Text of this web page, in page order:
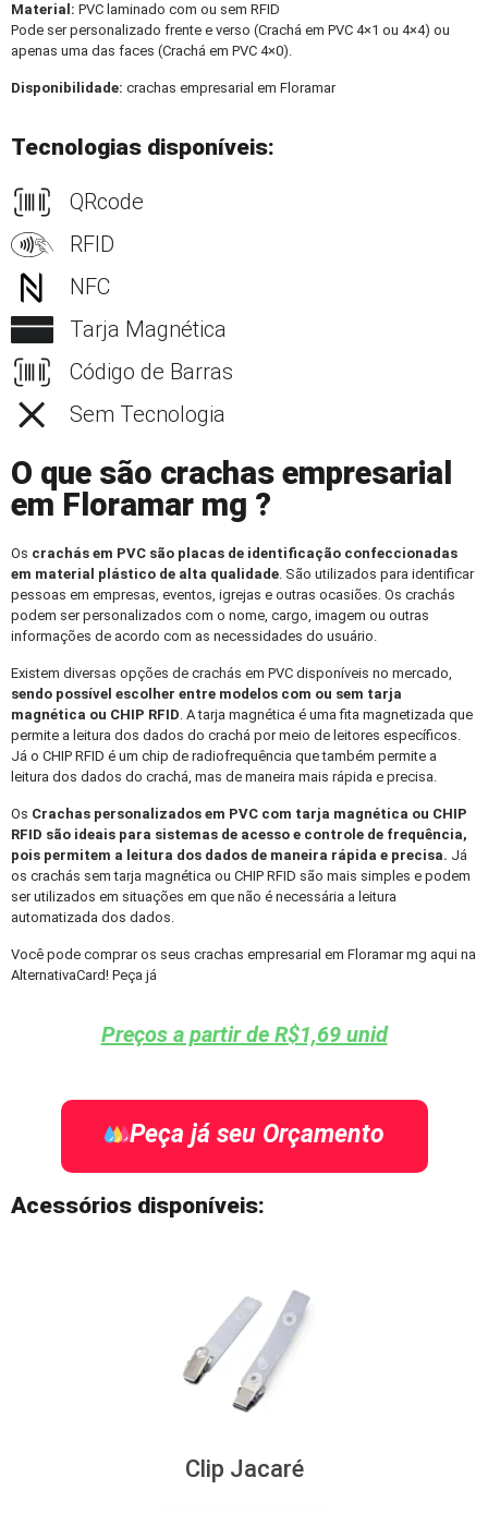
Material: PVC laminado com ou sem RFID
Pode ser personalizado frente e verso (Crachá em PVC 4×1 ou 4×4) ou
apenas uma das faces (Crachá em PVC 4×0).
Disponibilidade: crachas empresarial em Floramar
Tecnologias disponíveis:
QRcode
RFID
NFC
Tarja Magnética
Código de Barras
Sem Tecnologia
O que são crachas empresarial
em Floramar mg ?
Os crachás em PVC são placas de identificação confeccionadas
em material plástico de alta qualidade. São utilizados para identificar
pessoas em empresas, eventos, igrejas e outras ocasiões. Os crachás
podem ser personalizados com o nome, cargo, imagem ou outras
informações de acordo com as necessidades do usuário.
Existem diversas opções de crachás em PVC disponíveis no mercado,
sendo possível escolher entre modelos com ou sem tarja
magnética ou CHIP RFID. A tarja magnética é uma fita magnetizada que
permite a leitura dos dados do crachá por meio de leitores específicos.
Já o CHIP RFID é um chip de radiofrequência que também permite a
leitura dos dados do crachá, mas de maneira mais rápida e precisa.
Os Crachas personalizados em PVC com tarja magnética ou CHIP
RFID são ideais para sistemas de acesso e controle de frequência,
pois permitem a leitura dos dados de maneira rápida e precisa. Já
os crachás sem tarja magnética ou CHIP RFID são mais simples e podem
ser utilizados em situações em que não é necessária a leitura
automatizada dos dados.
Você pode comprar os seus crachas empresarial em Floramar mg aqui na
AlternativaCard! Peça já
Preços a partir de R$1,69 unid
Peça já seu Orçamento
Acessórios disponíveis:
Clip Jacaré